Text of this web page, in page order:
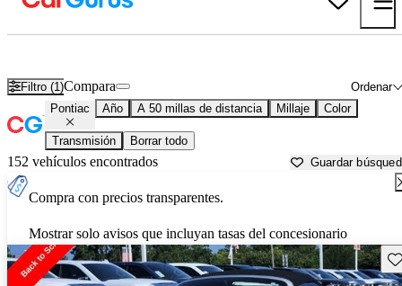
Filtro (1) Ordenar
Compara
Pontiac Año A 50 millas de distancia Millaje Color
Transmisión Borrar todo
152 vehículos encontrados Guardar
Compra con precios transparentes.
Mostrar solo avisos que incluyan tasas del concesionario